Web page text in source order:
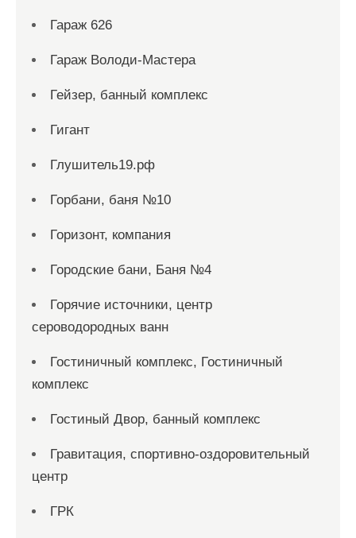
Гараж 626
Гараж Володи-Мастера
Гейзер, банный комплекс
Гигант
Глушитель19.рф
Горбани, баня №10
Горизонт, компания
Городские бани, Баня №4
Горячие источники, центр
сероводородных ванн
Гостиничный комплекс, Гостиничный
комплекс
Гостиный Двор, банный комплекс
Гравитация, спортивно-оздоровительный
центр
ГРК